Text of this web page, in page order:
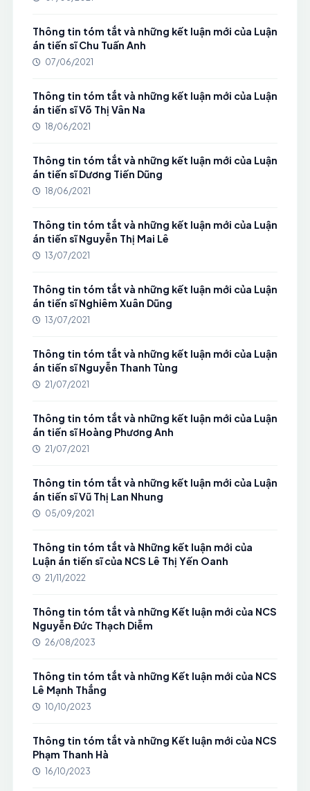
Thông tin tóm tắt và những kết luận mới của Luận
án tiến sĩ Chu Tuấn Anh
07/06/2021
Thông tin tóm tắt và những kết luận mới của Luận
án tiến sĩ Võ Thị Vân Na
18/06/2021
Thông tin tóm tắt và những kết luận mới của Luận
án tiến sĩ Dương Tiến Dũng
18/06/2021
Thông tin tóm tắt và những kết luận mới của Luận
án tiến sĩ Nguyễn Thị Mai Lê
13/07/2021
Thông tin tóm tắt và những kết luận mới của Luận
án tiến sĩ Nghiêm Xuân Dũng
13/07/2021
Thông tin tóm tắt và những kết luận mới của Luận
án tiến sĩ Nguyễn Thanh Tùng
21/07/2021
Thông tin tóm tắt và những kết luận mới của Luận
án tiến sĩ Hoàng Phương Anh
21/07/2021
Thông tin tóm tắt và những kết luận mới của Luận
án tiến sĩ Vũ Thị Lan Nhung
05/09/2021
Thông tin tóm tắt và Những kết luận mới của
Luận án tiến sĩ của NCS Lê Thị Yến Oanh
21/11/2022
Thông tin tóm tắt và những Kết luận mới của NCS
Nguyễn Đức Thạch Diễm
26/08/2023
Thông tin tóm tắt và những Kết luận mới của NCS
Lê Mạnh Thắng
10/10/2023
Thông tin tóm tắt và những Kết luận mới của NCS
Phạm Thanh Hà
16/10/2023